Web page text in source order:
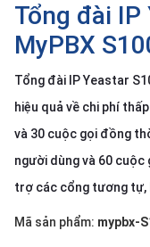
Tổng đài IP
MyPBX
Tổng đài IP Yeastar
hiệu quả về chi phí
và 30 cuộc gọi đồng
người dùng và 60
trợ các cổng tương tự,
Mã sản phẩm: mypbx-
Dịch
trợ
Tin
Liên
hệ
thiệu